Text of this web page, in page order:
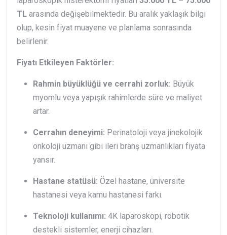
TL arasında değişebilmektedir. Bu aralık yaklaşık bilgi
olup, kesin fiyat muayene ve planlama sonrasında
belirlenir.
Fiyatı Etkileyen Faktörler:
Rahmin büyüklüğü ve cerrahi zorluk: Büyük
myomlu veya yapışık rahimlerde süre ve maliyet
artar.
Cerrahın deneyimi: Perinatoloji veya jinekolojik
onkoloji uzmanı gibi ileri branş uzmanlıkları fiyata
yansır.
Hastane statüsü: Özel hastane, üniversite
hastanesi veya kamu hastanesi farkı.
Teknoloji kullanımı: 4K laparoskopi, robotik
destekli sistemler, enerji cihazları.